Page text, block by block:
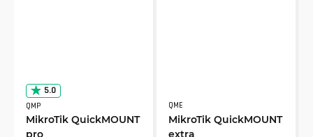
5.0
QMP
MikroTik QuickMOUNT
pro
QME
MikroTik QuickMOUNT
extra